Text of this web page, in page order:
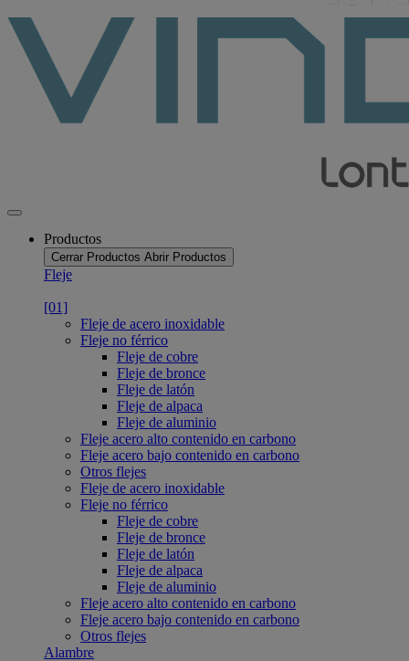
Productos
Cerrar Productos Abrir Productos
Fleje
[01]
Fleje de acero inoxidable
Fleje no férrico
Fleje de cobre
Fleje de bronce
Fleje de latón
Fleje de alpaca
Fleje de aluminio
Fleje acero alto contenido en carbono
Fleje acero bajo contenido en carbono
Otros flejes
Fleje de acero inoxidable
Fleje no férrico
Fleje de cobre
Fleje de bronce
Fleje de latón
Fleje de alpaca
Fleje de aluminio
Fleje acero alto contenido en carbono
Fleje acero bajo contenido en carbono
Otros flejes
Alambre